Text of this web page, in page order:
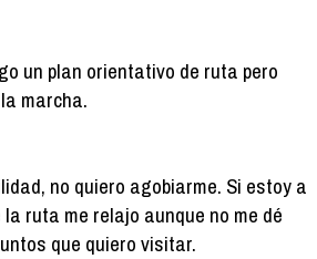
un plan orientativo de ruta pero
marcha.
no quiero agobiarme. Si estoy a
ruta me relajo aunque no me dé
que quiero visitar.